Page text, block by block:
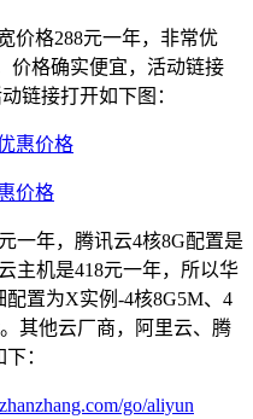
价格288元一年，非常优
价格确实便宜，活动链接
链接打开如下图：
价格
一年，腾讯云4核8G配置是
主机是418元一年，所以华
置为X实例-4核8G5M、4
其他云厂商，阿里云、腾
：
go/aliyun